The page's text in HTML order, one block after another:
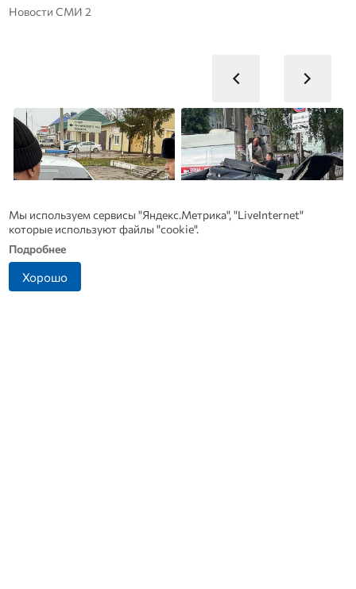
Новости СМИ 2
Мы используем сервисы "Яндекс.Метрика", "LiveInternet"
которые используют файлы "cookie".
Подробнее
Хорошо